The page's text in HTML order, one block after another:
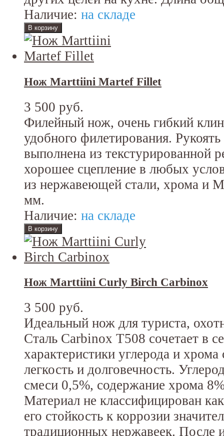
Наличие: на складе
Нож Marttiini Martef Fillet
3 500 руб.
Филейный нож, очень гибкий
удобного филетирования.
выполнена из текстурированной
хорошее сцепление в любых
из нержавеющей стали, хрома и
мм.
Наличие: на складе
Нож Marttiini Curly Birch Carbinox
3 500 руб.
Идеальный нож для туриста,
Сталь Carbinox T508 сочетает в
характеристики углерода и хрома
легкость и долговечность.
смеси 0,5%, содержание хрома
Материал не классифицирован
его стойкость к коррозии
традиционных нержавеек. После